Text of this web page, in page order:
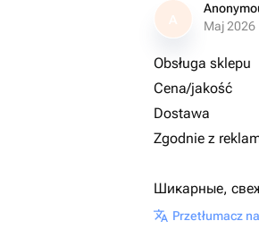
A
Maj 2026
Obsługa sklepu
Cena/jakość
Dostawa
Zgodnie z
Шикарные,
Przetłumacz